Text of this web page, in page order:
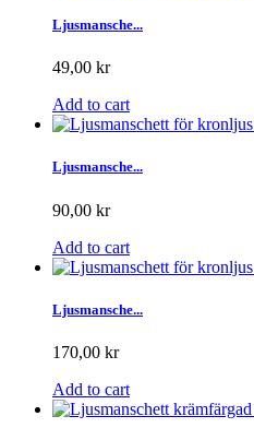
Ljusmansche...
49,00 kr
Add to cart
Ljusmansche...
90,00 kr
Add to cart
Ljusmansche...
170,00 kr
Add to cart